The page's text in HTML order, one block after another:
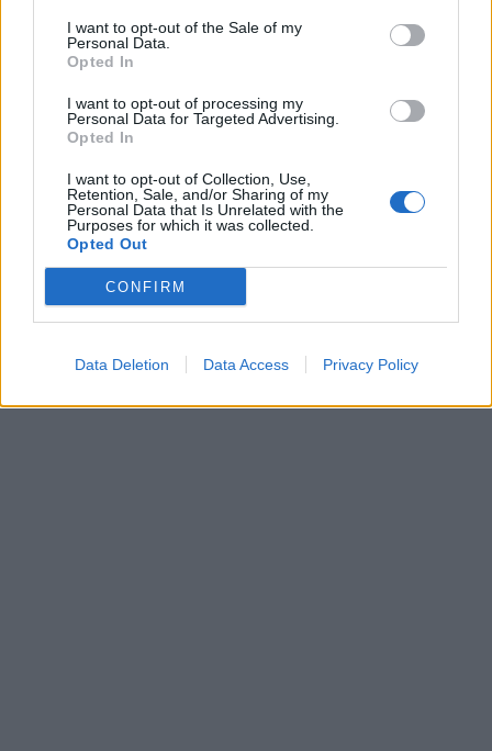
I want to opt-out of the Sale of my
Personal Data.
Opted In
I want to opt-out of processing my
Personal Data for Targeted Advertising.
Opted In
I want to opt-out of Collection, Use,
Retention, Sale, and/or Sharing of my
Personal Data that Is Unrelated with the
Purposes for which it was collected.
Opted Out
CONFIRM
Data Deletion Data Access Privacy Policy
In evidenza